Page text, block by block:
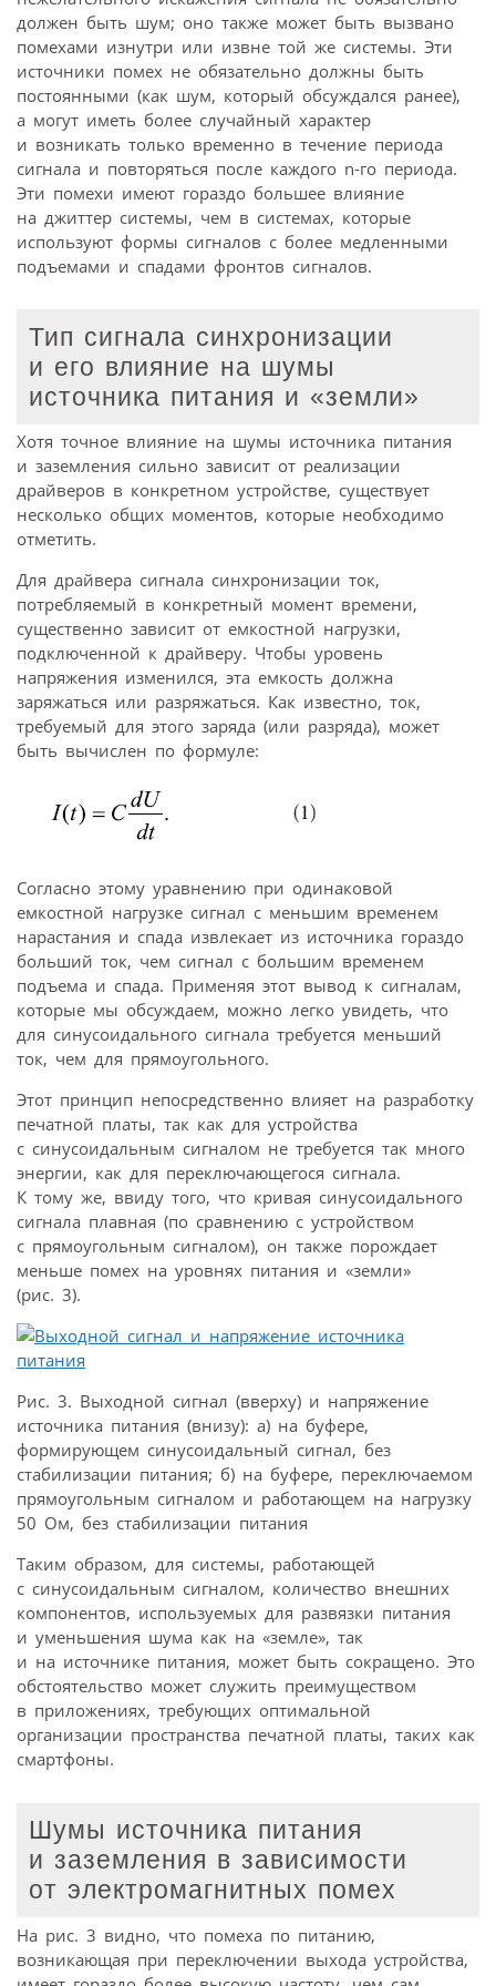
должен быть шум; оно также может быть вызвано
помехами изнутри или извне той же системы. Эти
источники помех не обязательно должны быть
постоянными (как шум, который обсуждался ранее),
а могут иметь более случайный характер
и возникать только временно в течение периода
сигнала и повторяться после каждого n-го периода.
Эти помехи имеют гораздо большее влияние
на джиттер системы, чем в системах, которые
используют формы сигналов с более медленными
подъемами и спадами фронтов сигналов.
Тип сигнала синхронизации
и его влияние на шумы
источника питания и «земли»
Хотя точное влияние на шумы источника питания
и заземления сильно зависит от реализации
драйверов в конкретном устройстве, существует
несколько общих моментов, которые необходимо
отметить.
Для драйвера сигнала синхронизации ток,
потребляемый в конкретный момент времени,
существенно зависит от емкостной нагрузки,
подключенной к драйверу. Чтобы уровень
напряжения изменился, эта емкость должна
заряжаться или разряжаться. Как известно, ток,
требуемый для этого заряда (или разряда), может
быть вычислен по формуле:
Согласно этому уравнению при одинаковой
емкостной нагрузке сигнал с меньшим временем
нарастания и спада извлекает из источника гораздо
больший ток, чем сигнал с большим временем
подъема и спада. Применяя этот вывод к сигналам,
которые мы обсуждаем, можно легко увидеть, что
для синусоидального сигнала требуется меньший
ток, чем для прямоугольного.
Этот принцип непосредственно влияет на разработку
печатной платы, так как для устройства
с синусоидальным сигналом не требуется так много
энергии, как для переключающегося сигнала.
К тому же, ввиду того, что кривая синусоидального
сигнала плавная (по сравнению с устройством
с прямоугольным сигналом), он также порождает
меньше помех на уровнях питания и «земли»
(рис. 3).
Рис. 3. Выходной сигнал (вверху) и напряжение
источника питания (внизу): а) на буфере,
формирующем синусоидальный сигнал, без
стабилизации питания; б) на буфере, переключаемом
прямоугольным сигналом и работающем на нагрузку
50 Ом, без стабилизации питания
Таким образом, для системы, работающей
с синусоидальным сигналом, количество внешних
компонентов, используемых для развязки питания
и уменьшения шума как на «земле», так
и на источнике питания, может быть сокращено. Это
обстоятельство может служить преимуществом
в приложениях, требующих оптимальной
организации пространства печатной платы, таких как
смартфоны.
Шумы источника питания
и заземления в зависимости
от электромагнитных помех
На рис. 3 видно, что помеха по питанию,
возникающая при переключении выхода устройства,